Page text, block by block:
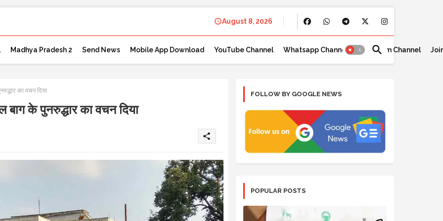
August 8, 2026
Madhya Pradesh 2 Send News Mobile App Download YouTube Channel Whatsapp Channel Telegram Channel
का वचन दिया
के पुनरुद्धार का वचन दिया
share
FOLLOW BY GOOGLE NEWS
POPULAR POSTS